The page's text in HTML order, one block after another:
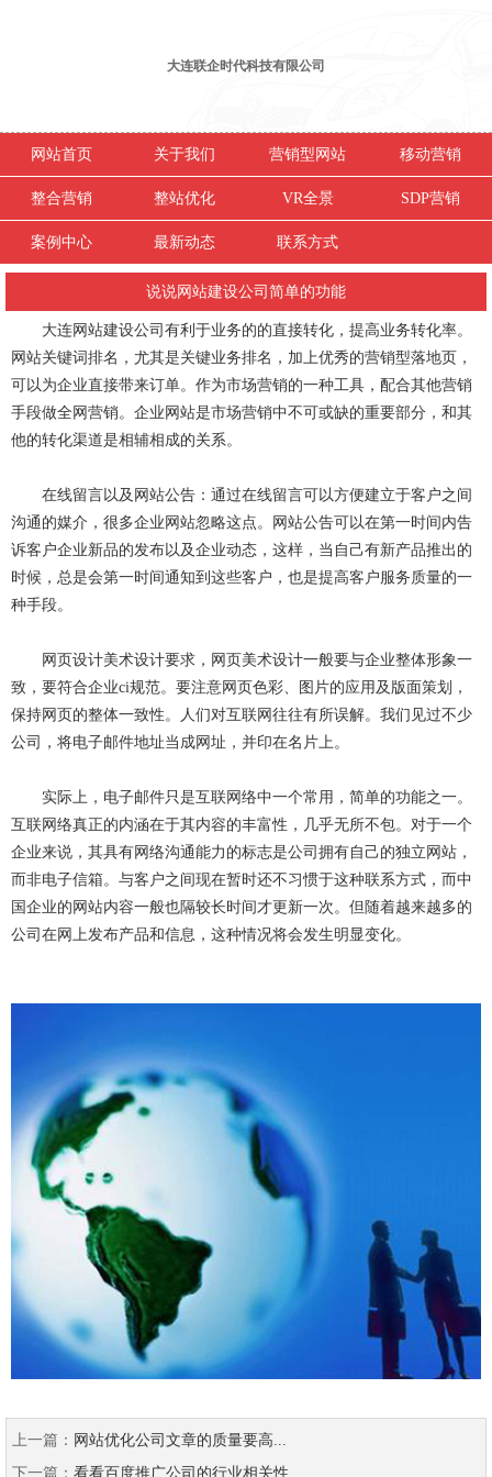
大连联企时代科技有限公司
网站首页 关于我们 营销型网站 移动营销
整合营销 整站优化 VR全景 SDP营销
案例中心 最新动态 联系方式
说说网站建设公司简单的功能
大连网站建设公司有利于业务的的直接转化，提高业务转化率。
网站关键词排名，尤其是关键业务排名，加上优秀的营销型落地页，
可以为企业直接带来订单。作为市场营销的一种工具，配合其他营销
手段做全网营销。企业网站是市场营销中不可或缺的重要部分，和其
他的转化渠道是相辅相成的关系。
在线留言以及网站公告：通过在线留言可以方便建立于客户之间
沟通的媒介，很多企业网站忽略这点。网站公告可以在第一时间内告
诉客户企业新品的发布以及企业动态，这样，当自己有新产品推出的
时候，总是会第一时间通知到这些客户，也是提高客户服务质量的一
种手段。
网页设计美术设计要求，网页美术设计一般要与企业整体形象一
致，要符合企业ci规范。要注意网页色彩、图片的应用及版面策划，
保持网页的整体一致性。人们对互联网往往有所误解。我们见过不少
公司，将电子邮件地址当成网址，并印在名片上。
实际上，电子邮件只是互联网络中一个常用，简单的功能之一。
互联网络真正的内涵在于其内容的丰富性，几乎无所不包。对于一个
企业来说，其具有网络沟通能力的标志是公司拥有自己的独立网站，
而非电子信箱。与客户之间现在暂时还不习惯于这种联系方式，而中
国企业的网站内容一般也隔较长时间才更新一次。但随着越来越多的
公司在网上发布产品和信息，这种情况将会发生明显变化。
上一篇： 网站优化公司文章的质量要高...
下一篇： 看看百度推广公司的行业相关性...